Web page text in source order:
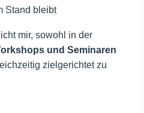
Stand bleibt
mir, sowohl in der
und Seminaren
zielgerichtet zu